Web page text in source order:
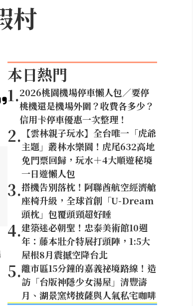
村
本日熱門
1.2026桃園機場停車懶人包／要停
桃機還是機場外圍？收費各多少？
信用卡停車優惠一次整理！
2. 【雲林親子玩水】全台唯一「虎爺
主題」叢林水樂園！虎尾632高地
免門票回歸，玩水＋4大順遊秘境
一日遊懶人包
3.搭機告別落枕！阿聯酋航空經濟艙
座椅升級，全球首創「U-Dream
頭枕」包覆頭頸超好睡
4.建築迷必朝聖！忠泰美術館10週
年：藤本壯介特展打頭陣，1:5大
屋根8月震撼空降台北
5.離市區15分鐘的嘉義祕境路線！造
訪「台版神隱少女湯屋」清豐濤
月、湖景窯烤披薩與人氣私宅咖啡